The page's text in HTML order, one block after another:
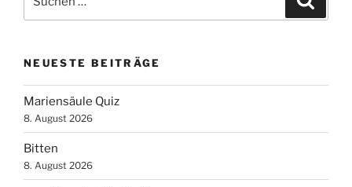
nach:
NEUESTE BEITRÄGE
Mariensäule Quiz
8. August 2026
Bitten
8. August 2026